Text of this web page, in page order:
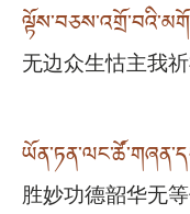
无边众生怙主我祈
胜妙功德韶华无等